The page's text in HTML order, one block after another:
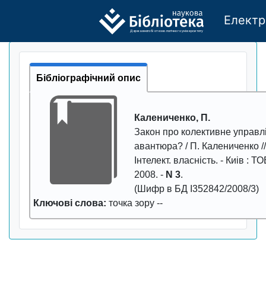
Державного бі отехно логічно го універси тету
Бібліографічний опис
Калениченко, П.
Закон про колективне
авантюра? / П. Калениченко //
Інтелект. власність. - Киiв :
2008. - N 3.
(Шифр в БД І352842/2008/3)
Ключові слова: точка зору --